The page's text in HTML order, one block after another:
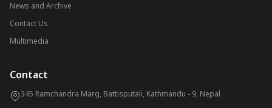
News and Archive
Contact Us
Multimedia
Contact
345 Ramchandra Marg, Battisputali, Kathmandu - 9, Nepal